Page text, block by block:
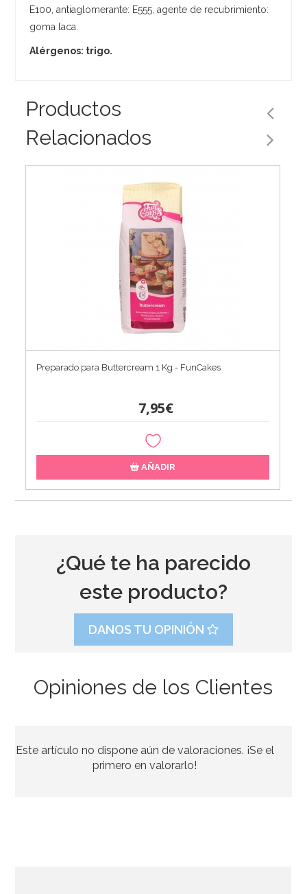
E100, antiaglomerante: E555, agente de recubrimiento:
goma laca.
Alérgenos: trigo.
Productos
Relacionados
Preparado para Buttercream 1 Kg - FunCakes
7,95€
AÑADIR
2,75€
¿Qué te ha parecido
este producto?
DANOS TU OPINIÓN
Opiniones de los Clientes
Este artículo no dispone aún de valoraciones. ¡Se el
primero en valorarlo!